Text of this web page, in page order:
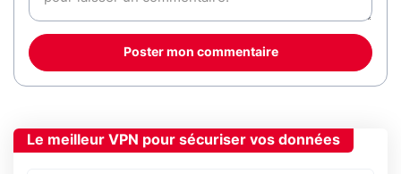
Poster mon commentaire
Le meilleur VPN pour sécuriser vos données